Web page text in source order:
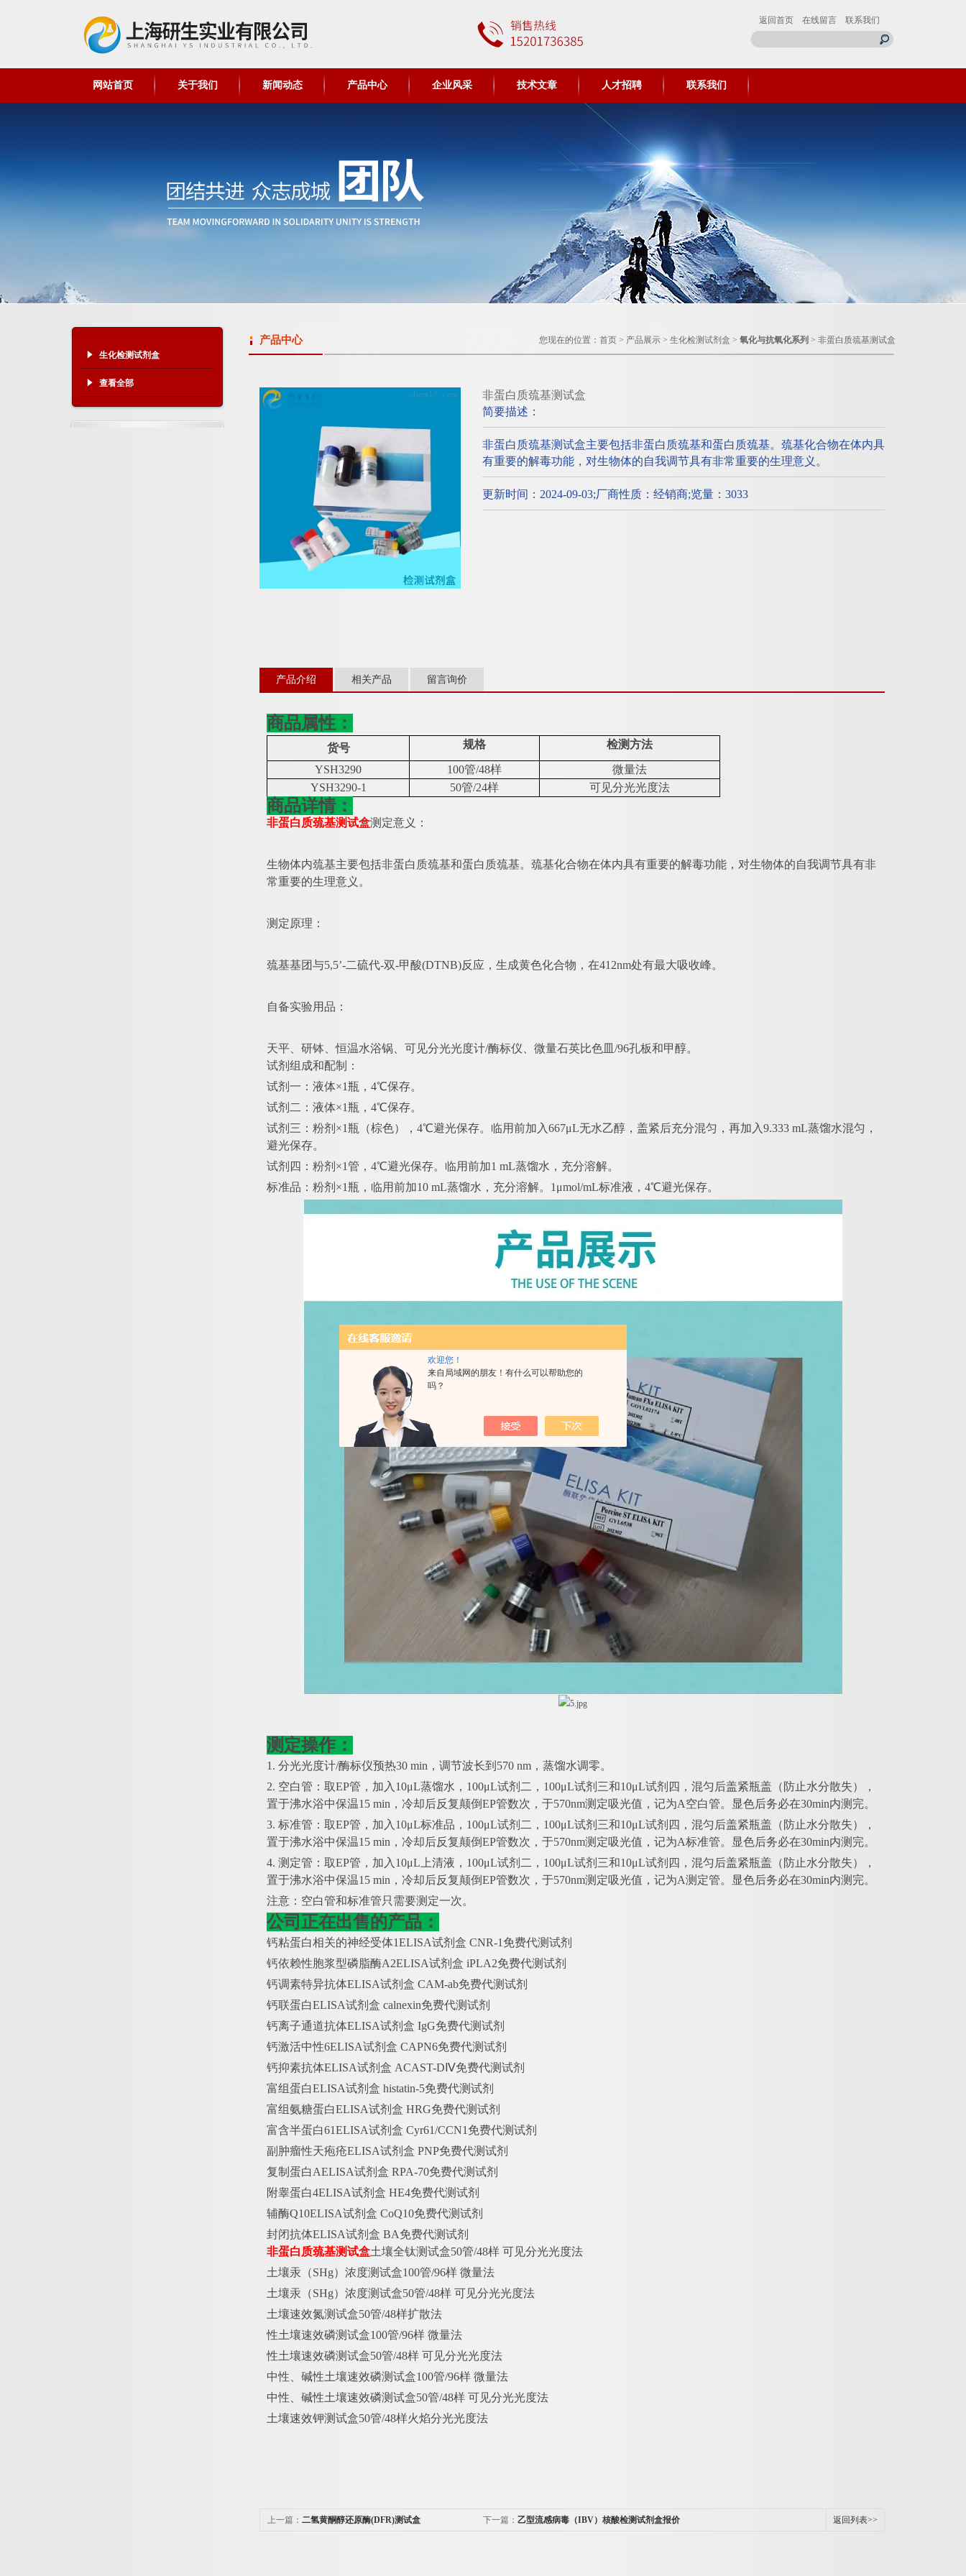
欢迎您！
来自局域网的朋友！有什么可以帮助您的
吗？
返回首页 在线留言 联系我们
网站首页 关于我们 新闻动态 产品中心 企业风采 技术文章 人才招聘 联系我们
生化检测试剂盒
查看全部
产品中心 您现在的位置： 首页 > 产品展示 > 生化检测试剂盒 > 氧化与抗氧化系列 > 非蛋白质巯基测试盒
非蛋白质巯基测试盒
简要描述：
非蛋白质巯基测试盒主要包括非蛋白质巯基和蛋白质巯基。巯基化合物在体内具
有重要的解毒功能，对生物体的自我调节具有非常重要的生理意义。
更新时间：2024-09-03;厂商性质：经销商;览量：3033
产品介绍 相关产品 留言询价
商品属性：
货号 规格 检测方法
YSH3290 100管/48样
微量法
YSH3290-1
50管/24样 可见分光光度法
商品详情：
非蛋白质巯基测试盒测定意义：
生物体内巯基主要包括非蛋白质巯基和蛋白质巯基。巯基化合物在体内具有重要的解毒功能，对生物体的自我调节具有非
常重要的生理意义。
测定原理：
巯基基团与5,5’-二硫代-双-甲酸(DTNB)反应，生成黄色化合物，在412nm处有最大吸收峰。
自备实验用品：
天平、研钵、恒温水浴锅、可见分光光度计/酶标仪、微量石英比色皿/96孔板和甲醇。
试剂组成和配制：
试剂一：液体×1瓶，4℃保存。
试剂二：液体×1瓶，4℃保存。
试剂三：粉剂 ×1瓶（棕色），4℃避光保存。临用前加入667μL无水乙醇，盖紧后充分混匀，再加入9.333 mL蒸馏水混匀，
避光保存。
试剂四：粉剂 ×1管，4℃避光保存。临用前加1 mL蒸馏水，充分溶解。
标准品：粉剂 ×1瓶，临用前加10 mL蒸馏水，充分溶解。1μmol/mL标准液，4℃避光保存。
测定操作：
1. 分光光度计/酶标仪预热30 min，调节波长到570 nm，蒸馏水调零。
2. 空白管：取EP管，加入10μL蒸馏水，100μL试剂二，100μL试剂三和10μL试剂四，混匀后盖紧瓶盖（防止水分散失），
置于沸水浴中保温15 min，冷却后反复颠倒EP管数次，于570nm测定吸光值，记为A空白管。显色后务必在30min内测完。
3. 标准管：取EP管，加入10μL标准品，100μL试剂二，100μL试剂三和10μL试剂四，混匀后盖紧瓶盖（防止水分散失），
置于沸水浴中保温15 min，冷却后反复颠倒EP管数次，于570nm测定吸光值，记为A标准管。显色后务必在30min内测完。
4. 测定管：取EP管，加入10μL上清液，100μL试剂二，100μL试剂三和10μL试剂四，混匀后盖紧瓶盖（防止水分散失），
置于沸水浴中保温15 min，冷却后反复颠倒EP管数次，于570nm测定吸光值，记为A测定管。显色后务必在30min内测完。
注意：空白管和标准管只需要测定一次。
公司正在出售的产品：
钙粘蛋白相关的神经受体1ELISA试剂盒 CNR-1免费代测试剂
钙依赖性胞浆型磷脂酶A2ELISA试剂盒 iPLA2免费代测试剂
钙调素特异抗体ELISA试剂盒 CAM-ab免费代测试剂
钙联蛋白ELISA试剂盒 calnexin免费代测试剂
钙离子通道抗体ELISA试剂盒 IgG免费代测试剂
钙激活中性6ELISA试剂盒 CAPN6免费代测试剂
钙抑素抗体ELISA试剂盒 ACAST-DⅣ免费代测试剂
富组蛋白ELISA试剂盒 histatin-5免费代测试剂
富组氨糖蛋白ELISA试剂盒 HRG免费代测试剂
富含半蛋白61ELISA试剂盒 Cyr61/CCN1免费代测试剂
副肿瘤性天疱疮ELISA试剂盒 PNP免费代测试剂
复制蛋白AELISA试剂盒 RPA-70免费代测试剂
附睾蛋白4ELISA试剂盒 HE4免费代测试剂
辅酶Q10ELISA试剂盒 CoQ10免费代测试剂
封闭抗体ELISA试剂盒 BA免费代测试剂
非蛋白质巯基测试盒土壤全钛测试盒50管/48样 可见分光光度法
土壤汞（SHg）浓度测试盒100管/96样 微量法
土壤汞（SHg）浓度测试盒50管/48样 可见分光光度法
土壤速效氮测试盒50管/48样扩散法
性土壤速效磷测试盒100管/96样 微量法
性土壤速效磷测试盒50管/48样 可见分光光度法
中性、碱性土壤速效磷测试盒100管/96样 微量法
中性、碱性土壤速效磷测试盒50管/48样 可见分光光度法
土壤速效钾测试盒50管/48样火焰分光光度法
上一篇： 二氢黄酮醇还原酶(DFR)测试盒 下一篇： 乙型流感病毒（IBV）核酸检测试剂盒报价 返回列表>>